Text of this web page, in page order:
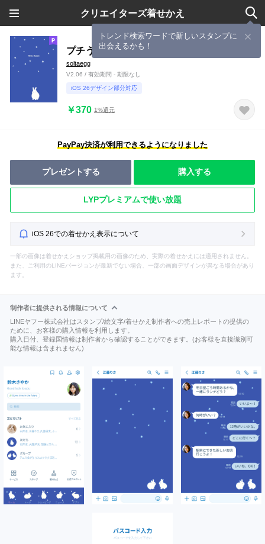
クリエイターズ着せかえ
トレンド検索ワードで新しいスタンプに
出会えるかも！
プチうさぎ［星あかり］
soltaegg
V2.06 / 有効期間 - 期限なし
iOS 26デザイン部分対応
￥370 1%還元
PayPay決済が利用できるようになりました
プレゼントする 購入する
LYPプレミアムで使い放題
iOS 26での着せかえ表示について
一部の画像は着せかえショップ掲載用の画像のため、実際の着せかえには適用されません。
また、ご利用のLINEバージョンが最新でない場合、一部の画面デザインが異なる場合があり
ます。
制作者に提供される情報について
LINEヤフー株式会社はスタンプ/絵文字/着せかえ制作者への売上レポートの提供の
ために、お客様の購入情報を利用します。
購入日付、登録国情報は制作者から確認することができます。(お客様を直接識別可
能な情報は含まれません)